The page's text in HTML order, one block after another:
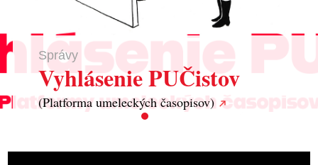
Správy
Vyhlásenie PUČistov
(Platforma umeleckých časopisov)